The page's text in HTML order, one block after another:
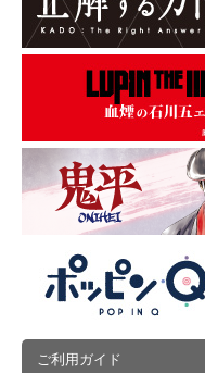
ご利用ガイド